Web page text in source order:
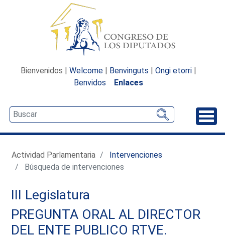
Bienvenidos | Welcome | Benvinguts | Ongi etorri |
Benvidos
Enlaces
Actividad Parlamentaria
Intervenciones
Búsqueda de intervenciones
III Legislatura
PREGUNTA ORAL AL DIRECTOR
DEL ENTE PUBLICO RTVE.